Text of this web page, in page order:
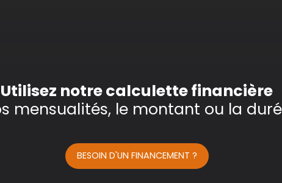
Utilisez notre calculette financière
mensualités, le montant ou la
BESOIN D'UN FINANCEMENT ?